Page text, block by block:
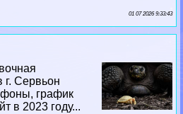
01 07 2026 9:33:43
г. Сервьон
график
в 2023 году...